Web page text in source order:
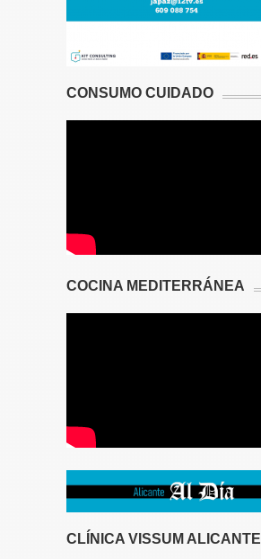
CONSUMO CUIDADO
COCINA MEDITERRÁNEA
CLÍNICA VISSUM ALICANTE